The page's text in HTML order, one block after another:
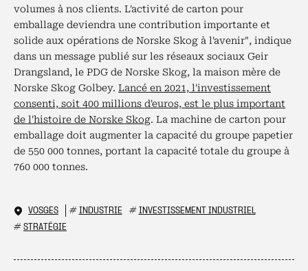
volumes à nos clients. L'activité de carton pour
emballage deviendra une contribution importante et
solide aux opérations de Norske Skog à l'avenir", indique
dans un message publié sur les réseaux sociaux Geir
Drangsland, le PDG de Norske Skog, la maison mère de
Norske Skog Golbey. Lancé en 2021, l'investissement
consenti, soit 400 millions d'euros, est le plus important
de l'histoire de Norske Skog. La machine de carton pour
emballage doit augmenter la capacité du groupe papetier
de 550 000 tonnes, portant la capacité totale du groupe à
760 000 tonnes.
VOSGES # INDUSTRIE # INVESTISSEMENT INDUSTRIEL
# STRATÉGIE